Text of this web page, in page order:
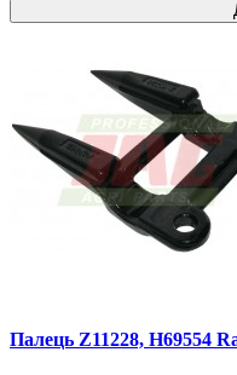
Палець Z11228, H69554